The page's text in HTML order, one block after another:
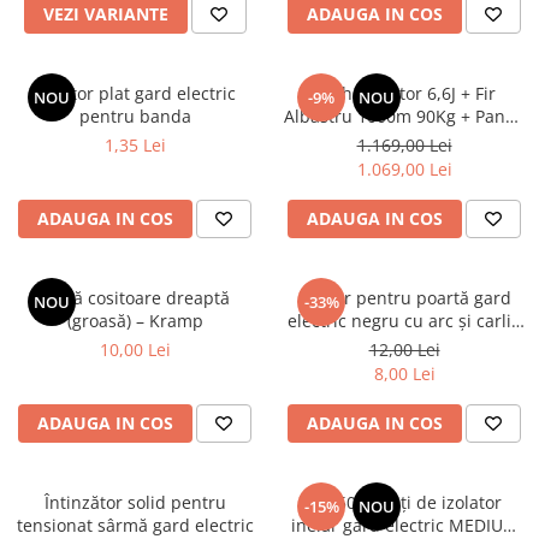
Panouri Solare
Controler Panou Solar
Invertoare
Panouri Solare
Pompă Submersibilă
Sisteme de alimentare cu panou
solar
Acumulatori / Baterii
Baterii 9V
Încălțăminte
Cutii de protecție pentru Gard
Electric
VEZI VARIANTE ADAUGA IN COS
NOU
Izolator plat gard electric
pentru banda
1,35 Lei
ADAUGA IN COS
-9% NOU
Pachet Daltor 6,6J + Fir
Albastru 1000m 90Kg + Panou
30W cu regulator +
Acumulator 12Ah
1.169,00 Lei
1.069,00 Lei
ADAUGA IN COS
NOU
Lamă cositoare dreaptă
(groasă) – Kramp
10,00 Lei
ADAUGA IN COS
-33%
Mâner pentru poartă gard
electric negru cu arc și carlig
NEXON
12,00 Lei
8,00 Lei
ADAUGA IN COS
Întinzător solid pentru
tensionat sârmă gard electric
-15% NOU
Set 50 bucăți de izolator
inelar gard electric MEDIUM